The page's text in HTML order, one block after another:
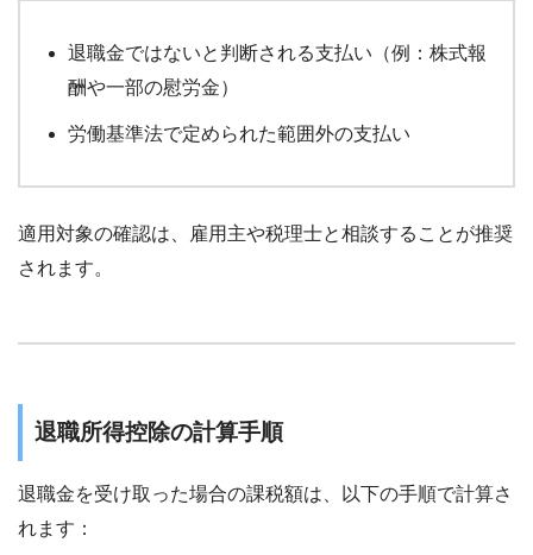
退職金ではないと判断される支払い（例：株式報
酬や一部の慰労金）
労働基準法で定められた範囲外の支払い
適用対象の確認は、雇用主や税理士と相談することが推奨
されます。
退職所得控除の計算手順
退職金を受け取った場合の課税額は、以下の手順で計算さ
れます：